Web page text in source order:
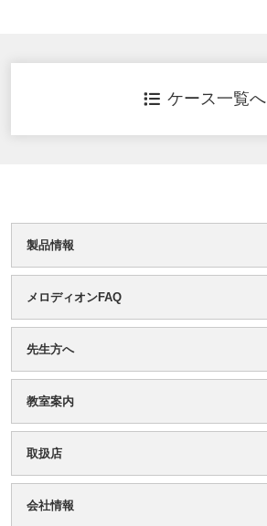
ケース一覧へ
製品情報
メロディオンFAQ
先生方へ
教室案内
取扱店
会社情報